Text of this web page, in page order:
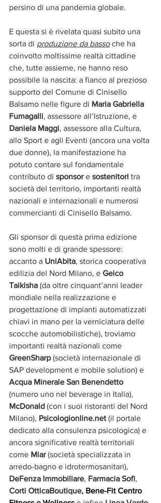
persino di una pandemia globale.
E questa si è rivelata quasi subito una
sorta di produzione da basso che ha
coinvolto moltissime realtà cittadine
che, tutte assieme, ne hanno reso
possibile la nascita: a fianco al prezioso
supporto del Comune di Cinisello
Balsamo nelle figure di Maria Gabriella
Fumagalli, assessore all’Istruzione, e
Daniela Maggi, assessore alla Cultura,
allo Sport e agli Eventi (ancora una volta
due donne), la manifestazione ha
potuto contare sul fondamentale
contributo di sponsor e sostenitori tra
società del territorio, importanti realtà
nazionali e internazionali e numerosi
commercianti di Cinisello Balsamo.
Gli sponsor di questa prima edizione
sono molti e di grande spessore:
accanto a UniAbita, storica cooperativa
edilizia del Nord Milano, e Geico
Taikisha (da oltre cinquant’anni leader
mondiale nella realizzazione e
progettazione di impianti automatizzati
chiavi in mano per la verniciatura delle
scocche automobilistiche), troviamo
importanti realtà nazionali come
GreenSharp (società internazionale di
SAP development e mobile solution) e
Acqua Minerale San Benendetto
(numero uno nel beverage in Italia),
McDonald (con i suoi ristoranti del Nord
Milano), Psicologionline.net (il portale
dedicato alla consulenza psicologica) e
ancora significative realtà territoriali
come Miar (società specializzata in
arredo-bagno e idrotermosanitari),
DeFenza Immobiliare, Farmacia Sofi,
Corti OtticaBoutique, Bene-Fit Centro